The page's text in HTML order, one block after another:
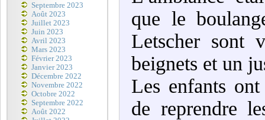
Septembre 2023
Août 2023
Juillet 2023
Juin 2023
Avril 2023
Mars 2023
Février 2023
Janvier 2023
Décembre 2022
Novembre 2022
Octobre 2022
Septembre 2022
Août 2022
que le
Letscher sont
beignets et un
Les enfants
de reprendre